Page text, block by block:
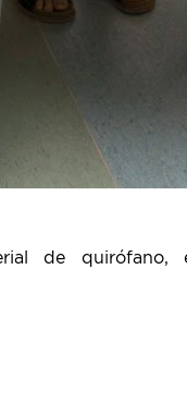
de quirófano,